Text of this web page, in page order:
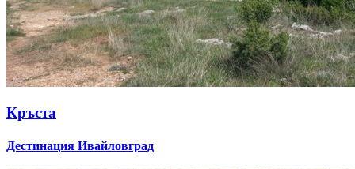
Кръста
Дестинация Ивайловград